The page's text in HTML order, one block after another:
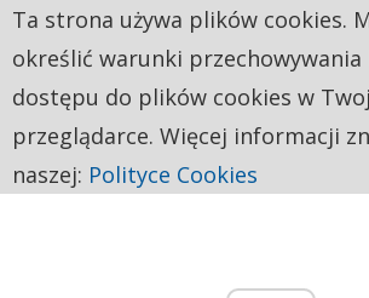
Ta strona używa plików cookies.
określić warunki przechowywania
dostępu do plików cookies w
przeglądarce. Więcej informacji
naszej: Polityce Cookies